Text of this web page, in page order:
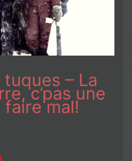
– La
c’pas une
mal!